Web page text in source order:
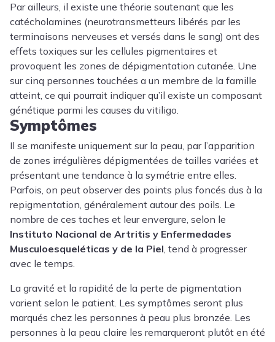
Par ailleurs, il existe une théorie soutenant que les
catécholamines (neurotransmetteurs libérés par les
terminaisons nerveuses et versés dans le sang) ont des
effets toxiques sur les cellules pigmentaires et
provoquent les zones de dépigmentation cutanée. Une
sur cinq personnes touchées a un membre de la famille
atteint, ce qui pourrait indiquer qu’il existe un composant
génétique parmi les causes du vitiligo.
Symptômes
Il se manifeste uniquement sur la peau, par l’apparition
de zones irrégulières dépigmentées de tailles variées et
présentant une tendance à la symétrie entre elles.
Parfois, on peut observer des points plus foncés dus à la
repigmentation, généralement autour des poils. Le
nombre de ces taches et leur envergure, selon le
Instituto Nacional de Artritis y Enfermedades
Musculoesqueléticas y de la Piel, tend à progresser
avec le temps.
La gravité et la rapidité de la perte de pigmentation
varient selon le patient. Les symptômes seront plus
marqués chez les personnes à peau plus bronzée. Les
personnes à la peau claire les remarqueront plutôt en été